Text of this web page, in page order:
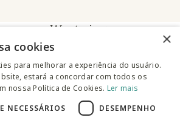
o app Westwing
×
cookies
para melhorar a experiência do usuário.
estará a concordar com todos os
nossa Política de Cookies. Ler mais
NECESSÁRIOS
DESEMPENHO